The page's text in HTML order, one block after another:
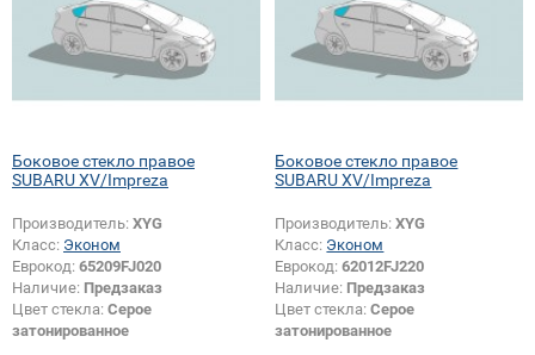
Боковое стекло правое
SUBARU XV/Impreza
Производитель: XYG
Класс: Эконом
Еврокод: 65209FJ020
Наличие: Предзаказ
Цвет стекла: Серое
затонированное
Боковое стекло правое
SUBARU XV/Impreza
Производитель:XYG
Класс: Эконом
Еврокод:62012FJ220
Наличие: Предзаказ
Цвет стекла:Серое
затонированное